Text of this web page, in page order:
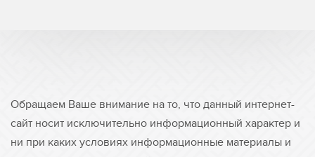
Обращаем Ваше внимание на то, что данный интернет-
сайт носит исключительно информационный характер и
ни при каких условиях информационные материалы и